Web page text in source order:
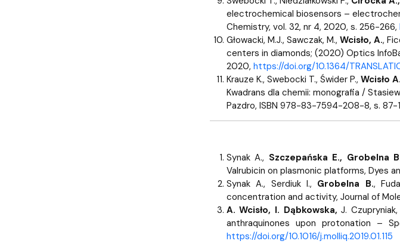
electrochemical biosensors –
Chemistry, vol. 32, nr 4, 2020, s. 256-266,
Głowacki, M.J., Sawczak, M., Wcisło, A.,
centers in diamonds; (2020) Optics
2020, https://doi.org/10.1364/
Krauze K., Swebocki T., Świder P., Wcisło A
Kwadrans dla chemii: monografia /
Pazdro, ISBN 978-83-7594-208-8, s. 87-
Synak A., Szczepańska E., Grobelna
Valrubicin on plasmonic platforms, Dyes
Synak A., Serdiuk I., Grobelna B.,
concentration and activity, Journal of
A. Wcisło, I. Dąbkowska, J.
anthraquinones upon protonation –
https://doi.org/10.1016/j.molliq.2019.01.115